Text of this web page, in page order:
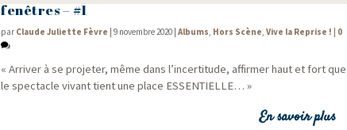
fenêtres – #1
par Claude Juliette Fèvre |9 novembre 2020 |Albums, Hors Scène,Vive la Reprise ! 0
« Arri­ver à se pro­je­ter, même dans l’in­cer­ti­tude, affir­mer haut et fort que
le spec­tacle vivant tient une place ESSENTIELLE… »
En savoir plus